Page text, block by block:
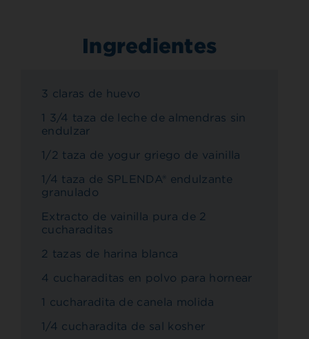
Ingredientes
3 claras de huevo
1 3/4 taza de leche de almendras sin
endulzar
1/2 taza de yogur griego de vainilla
1/4 taza de SPLENDA® endulzante
granulado
Extracto de vainilla pura de 2
cucharaditas
2 tazas de harina blanca
4 cucharaditas en polvo para hornear
1 cucharadita de canela molida
1/4 cucharadita de sal kosher